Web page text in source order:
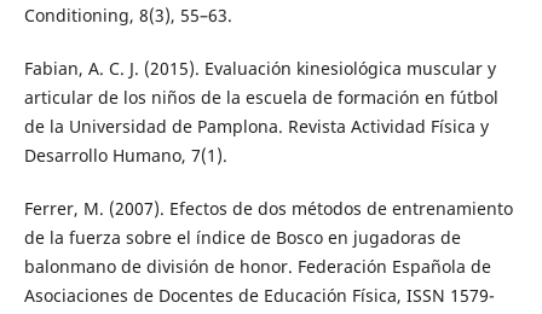
Conditioning, 8(3), 55–63.
Fabian, A. C. J. (2015). Evaluación kinesiológica muscular y
articular de los niños de la escuela de formación en fútbol
de la Universidad de Pamplona. Revista Actividad Física y
Desarrollo Humano, 7(1).
Ferrer, M. (2007). Efectos de dos métodos de entrenamiento
de la fuerza sobre el índice de Bosco en jugadoras de
balonmano de división de honor. Federación Española de
Asociaciones de Docentes de Educación Física, ISSN 1579-